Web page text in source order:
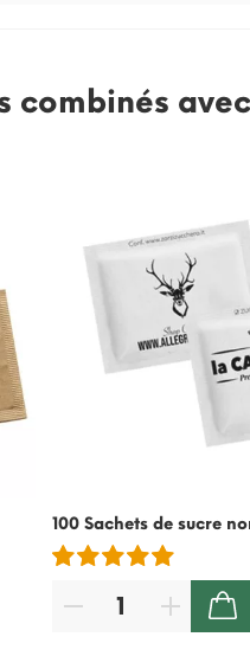
combinés
100 Sachets de sucre